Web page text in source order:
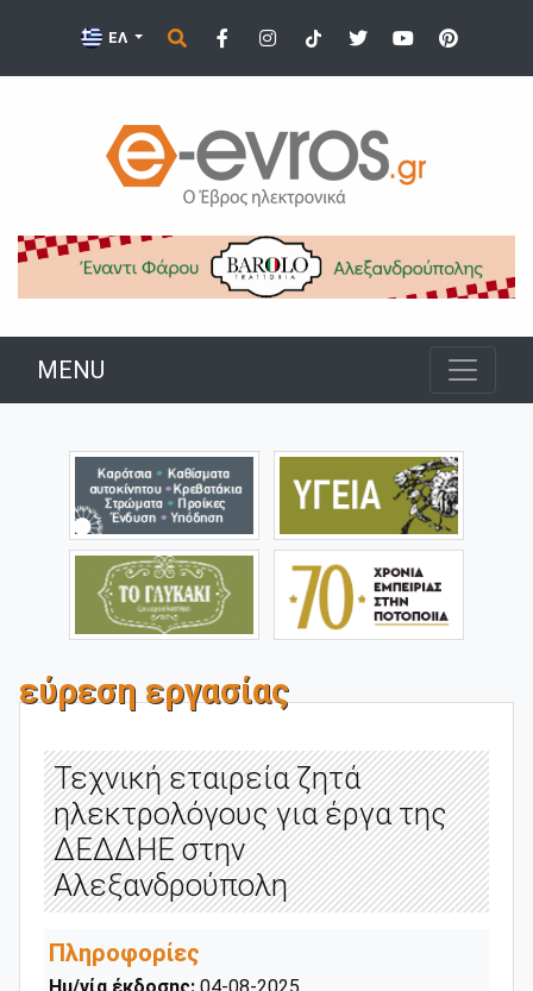
ΕΛ
MENU
εύρεση εργασίας
Τεχνική εταιρεία ζητά
ηλεκτρολόγους για έργα της
ΔΕΔΔΗΕ στην
Αλεξανδρούπολη
Πληροφορίες